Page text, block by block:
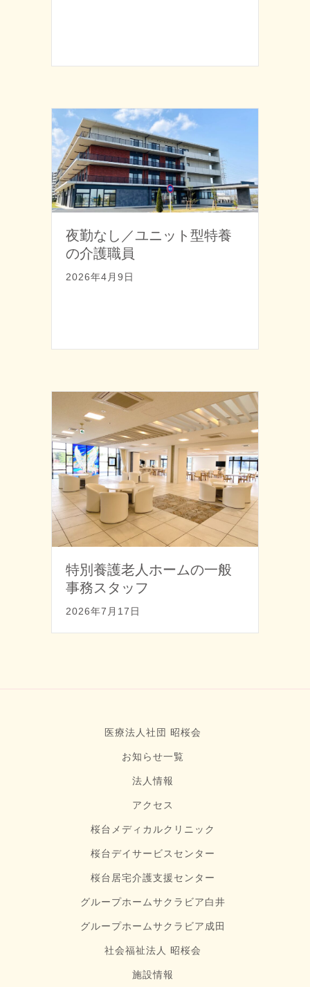
夜勤なし／ユニット型特養
の介護職員
2026年4月9日
特別養護老人ホームの一般
事務スタッフ
2026年7月17日
医療法人社団 昭桜会
お知らせ一覧
法人情報
アクセス
桜台メディカルクリニック
桜台デイサービスセンター
桜台居宅介護支援センター
グループホームサクラビア白井
グループホームサクラビア成田
社会福祉法人 昭桜会
施設情報